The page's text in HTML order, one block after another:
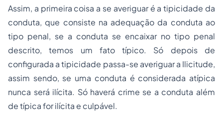
Assim, a primeira coisa a se averiguar é atipicidade da
conduta, que consiste na adequação da conduta ao
tipo penal, se a conduta se encaixar no tipo penal
descrito, temos um fato típico. Só depois de
configurada a tipicidade passa-se averiguar a Ilicitude,
assim sendo, se uma conduta é considerada atípica
nunca será ilícita. Só haverá crime se a conduta além
de típica for ilícita e culpável.